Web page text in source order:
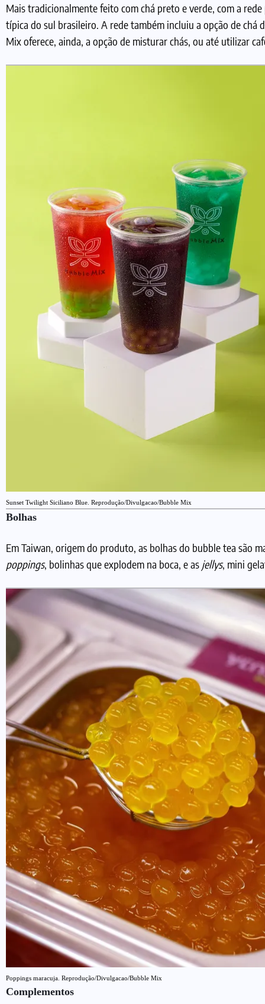
Mais tradicionalmente feito com chá preto e verde, com a
típica do sul brasileiro. A rede também incluiu a opção de
Mix oferece, ainda, a opção de misturar chás, ou até utilizar
Sunset Twilight Siciliano Blue. Reprodução/Divulgacao/Bubble Mix
Bolhas
Em Taiwan, origem do produto, as bolhas do bubble tea são
poppings, bolinhas que explodem na boca, e as jellys, mini
Poppings maracuja. Reprodução/Divulgacao/Bubble Mix
Complementos